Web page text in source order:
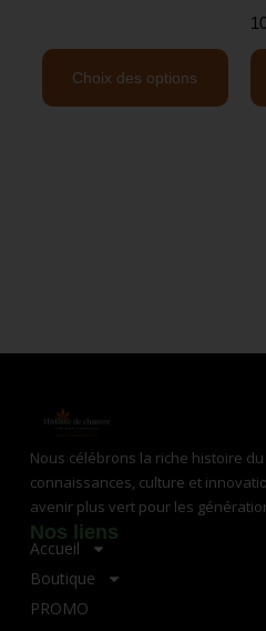
Choix des options
Nous célébrons la riche histoire
connaissances, culture et
avenir plus vert pour les
Nos liens
Accueil
Boutique
PROMO